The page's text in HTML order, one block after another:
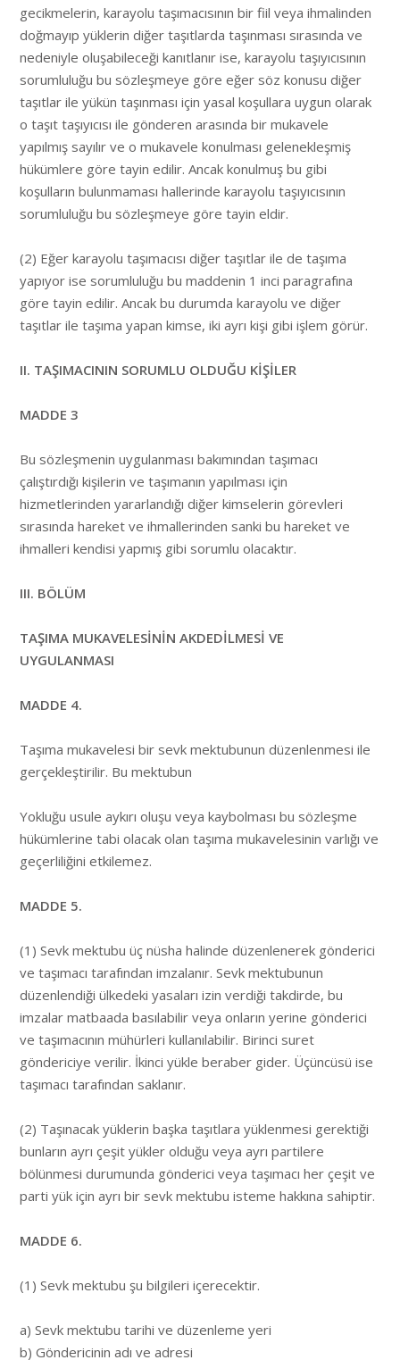
gecikmelerin, karayolu taşımacısının bir fiil veya ihmalinden
doğmayıp yüklerin diğer taşıtlarda taşınması sırasında ve
nedeniyle oluşabileceği kanıtlanır ise, karayolu taşıyıcısının
sorumluluğu bu sözleşmeye göre eğer söz konusu diğer
taşıtlar ile yükün taşınması için yasal koşullara uygun olarak
o taşıt taşıyıcısı ile gönderen arasında bir mukavele
yapılmış sayılır ve o mukavele konulması gelenekleşmiş
hükümlere göre tayin edilir. Ancak konulmuş bu gibi
koşulların bulunmaması hallerinde karayolu taşıyıcısının
sorumluluğu bu sözleşmeye göre tayin eldir.
(2) Eğer karayolu taşımacısı diğer taşıtlar ile de taşıma
yapıyor ise sorumluluğu bu maddenin 1 inci paragrafına
göre tayin edilir. Ancak bu durumda karayolu ve diğer
taşıtlar ile taşıma yapan kimse, iki ayrı kişi gibi işlem görür.
II. TAŞIMACININ SORUMLU OLDUĞU KİŞİLER
MADDE 3
Bu sözleşmenin uygulanması bakımından taşımacı
çalıştırdığı kişilerin ve taşımanın yapılması için
hizmetlerinden yararlandığı diğer kimselerin görevleri
sırasında hareket ve ihmallerinden sanki bu hareket ve
ihmalleri kendisi yapmış gibi sorumlu olacaktır.
III. BÖLÜM
TAŞIMA MUKAVELESİNİN AKDEDİLMESİ VE
UYGULANMASI
MADDE 4.
Taşıma mukavelesi bir sevk mektubunun düzenlenmesi ile
gerçekleştirilir. Bu mektubun
Yokluğu usule aykırı oluşu veya kaybolması bu sözleşme
hükümlerine tabi olacak olan taşıma mukavelesinin varlığı ve
geçerliliğini etkilemez.
MADDE 5.
(1) Sevk mektubu üç nüsha halinde düzenlenerek gönderici
ve taşımacı tarafından imzalanır. Sevk mektubunun
düzenlendiği ülkedeki yasaları izin verdiği takdirde, bu
imzalar matbaada basılabilir veya onların yerine gönderici
ve taşımacının mühürleri kullanılabilir. Birinci suret
göndericiye verilir. İkinci yükle beraber gider. Üçüncüsü ise
taşımacı tarafından saklanır.
(2) Taşınacak yüklerin başka taşıtlara yüklenmesi gerektiği
bunların ayrı çeşit yükler olduğu veya ayrı partilere
bölünmesi durumunda gönderici veya taşımacı her çeşit ve
parti yük için ayrı bir sevk mektubu isteme hakkına sahiptir.
MADDE 6.
(1) Sevk mektubu şu bilgileri içerecektir.
a) Sevk mektubu tarihi ve düzenleme yeri
b) Göndericinin adı ve adresi